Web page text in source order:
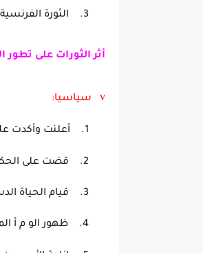
3. الثورة
أثر الثورات على تطور
v
1. أعلنت
2. قضت على
3. قيام
4. ظهور